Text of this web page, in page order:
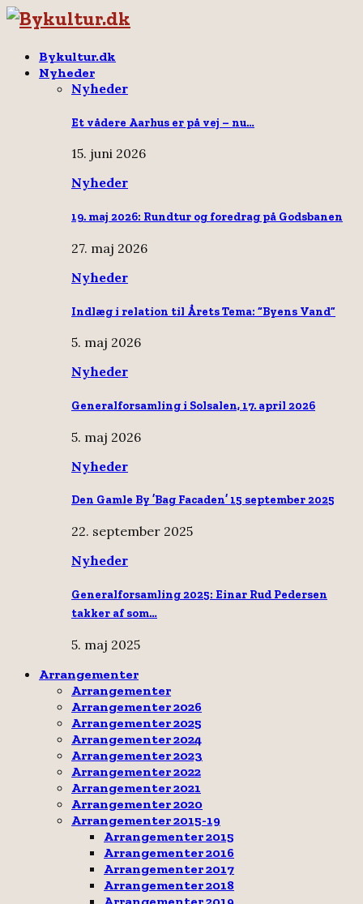
Bykultur.dk
Nyheder
Nyheder
Et vådere Aarhus er på vej – nu…
15. juni 2026
Nyheder
19. maj 2026: Rundtur og foredrag på Godsbanen
27. maj 2026
Nyheder
Indlæg i relation til Årets Tema: “Byens Vand”
5. maj 2026
Nyheder
Generalforsamling i Solsalen, 17. april 2026
5. maj 2026
Nyheder
Den Gamle By ’Bag Facaden’ 15 september 2025
22. september 2025
Nyheder
Generalforsamling 2025: Einar Rud Pedersen
takker af som…
5. maj 2025
Arrangementer
Arrangementer
Arrangementer 2026
Arrangementer 2025
Arrangementer 2024
Arrangementer 2023
Arrangementer 2022
Arrangementer 2021
Arrangementer 2020
Arrangementer 2015-19
Arrangementer 2015
Arrangementer 2016
Arrangementer 2017
Arrangementer 2018
Arrangementer 2019